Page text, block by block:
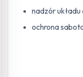
nadzór
ochrona